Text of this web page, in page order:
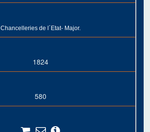
Chancelleries de l´Etat- Major.
1824
580